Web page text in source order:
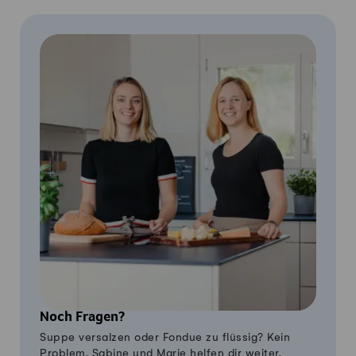
Noch Fragen?
Suppe versalzen oder Fondue zu flüssig? Kein
Problem, Sabine und Marie helfen dir weiter.